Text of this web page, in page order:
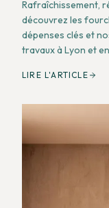
Rafraîchissement,
découvrez les
dépenses clés et
travaux à Lyon et
LIRE L'ARTICLE